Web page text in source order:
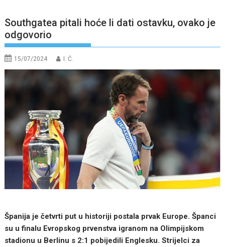
Southgatea pitali hoće li dati ostavku, ovako je
odgovorio
15/07/2024 I. Ć.
Španija je četvrti put u historiji postala prvak Europe. Španci
su u finalu Evropskog prvenstva igranom na Olimpijskom
stadionu u Berlinu s 2:1 pobijedili Englesku. Strijelci za